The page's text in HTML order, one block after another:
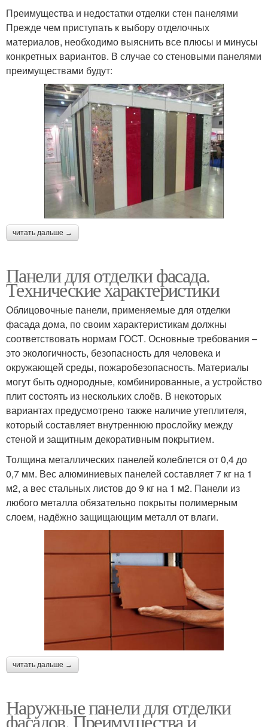
Преимущества и недостатки отделки стен панелями
Прежде чем приступать к выбору отделочных
материалов, необходимо выяснить все плюсы и минусы
конкретных вариантов. В случае со стеновыми панелями
преимуществами будут:
читать дальше →
Панели для отделки фасада.
Технические характеристики
Облицовочные панели, применяемые для отделки
фасада дома, по своим характеристикам должны
соответствовать нормам ГОСТ. Основные требования –
это экологичность, безопасность для человека и
окружающей среды, пожаробезопасность. Материалы
могут быть однородные, комбинированные, а устройство
плит состоять из нескольких слоёв. В некоторых
вариантах предусмотрено также наличие утеплителя,
который составляет внутреннюю прослойку между
стеной и защитным декоративным покрытием.
Толщина металлических панелей колеблется от 0,4 до
0,7 мм. Вес алюминиевых панелей составляет 7 кг на 1
м2, а вес стальных листов до 9 кг на 1 м2. Панели из
любого металла обязательно покрыты полимерным
слоем, надёжно защищающим металл от влаги.
читать дальше →
Наружные панели для отделки
фасадов. Преимущества и